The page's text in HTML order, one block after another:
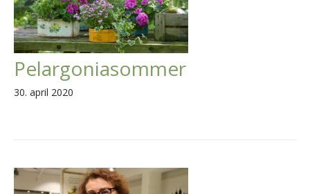
Pelargoniasommer
30. april 2020